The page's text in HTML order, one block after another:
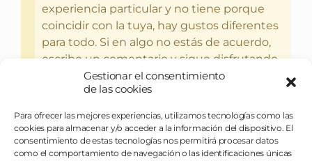
Gestionar el consentimiento
de las cookies
Para ofrecer las mejores experiencias, utilizamos tecnologías como las
cookies para almacenar y/o acceder a la información del dispositivo. El
consentimiento de estas tecnologías nos permitirá procesar datos
como el comportamiento de navegación o las identificaciones únicas
experiencia particular y no tiene porque
coincidir con la tuya, hay gustos diferentes
para todo. Si en algo no estás de acuerdo,
escribe un comentario y sigue disfrutando
del bebercio y el glotoneo.